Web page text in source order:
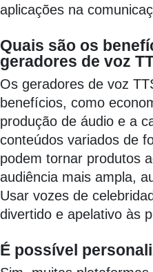
aplicações na
Quais são os
geradores de voz
Os geradores de voz
benefícios, como
produção de áudio e a
conteúdos variados de
podem tornar produtos
audiência mais ampla,
Usar vozes de
divertido e apelativo às
É possível